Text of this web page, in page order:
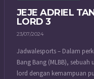
JEJE ADRIEL
LORD 3
23/07/2024
Jadwalesports – Dalam
Bang Bang (MLBB),
lord dengan kemampuan